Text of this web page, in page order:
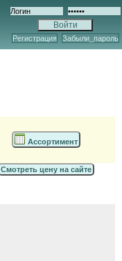
Регистрация Забыли_пароль
Ассортимент
Смотреть цену на сайте